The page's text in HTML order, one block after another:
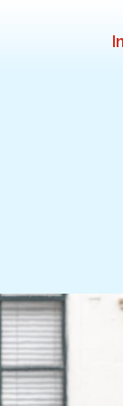
Updates &
Contact
Privacy Statement